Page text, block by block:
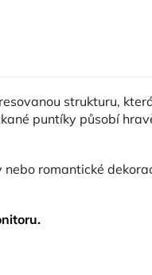
strukturu,
puntíky působí
romantické